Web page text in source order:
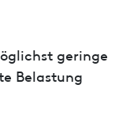
geringe
Belastung